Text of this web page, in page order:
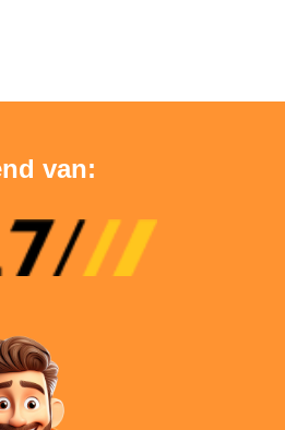
van: